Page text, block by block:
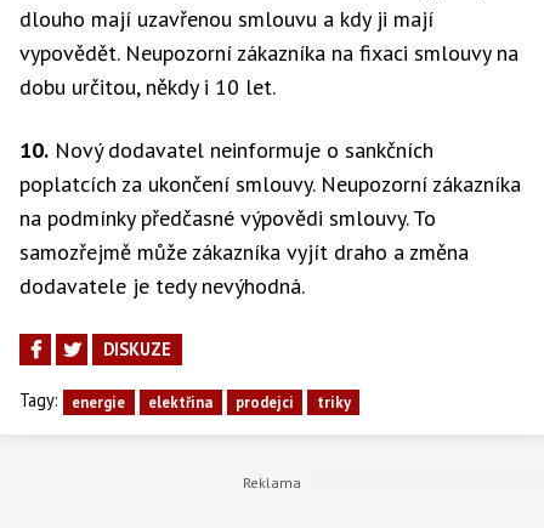
dlouho mají uzavřenou smlouvu a kdy ji mají
vypovědět. Neupozorní zákazníka na fixaci smlouvy na
dobu určitou, někdy i 10 let.
10. Nový dodavatel neinformuje o sankčních
poplatcích za ukončení smlouvy. Neupozorní zákazníka
na podmínky předčasné výpovědi smlouvy. To
samozřejmě může zákazníka vyjít draho a změna
dodavatele je tedy nevýhodná.
DISKUZE
Tagy: energie elektřina prodejci triky